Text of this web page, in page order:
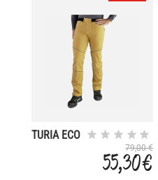
TURIA ECO
79,00 €
55,30 €